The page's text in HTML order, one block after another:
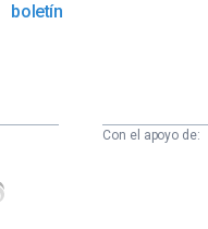
boletín
Con el apoyo de: